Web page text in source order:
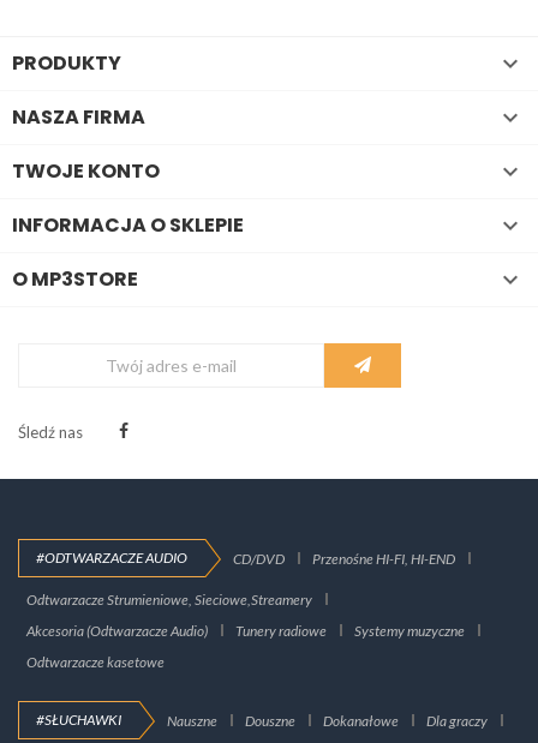
PRODUKTY 
NASZA FIRMA 
TWOJE KONTO 
INFORMACJA O SKLEPIE 
O MP3STORE 
Śledź nas
#ODTWARZACZE AUDIO CD/DVD Przenośne HI-FI, HI-END
Odtwarzacze Strumieniowe, Sieciowe,Streamery
Akcesoria (Odtwarzacze Audio)
Tunery radiowe
Systemy muzyczne
Odtwarzacze kasetowe
#SŁUCHAWKI Nauszne Douszne Dokanałowe Dla graczy